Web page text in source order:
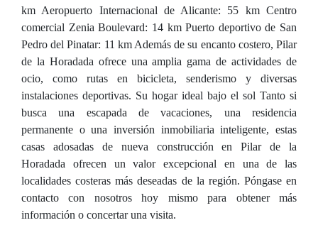
km Aeropuerto Internacional de Alicante: 55 km Centro
comercial Zenia Boulevard: 14 km Puerto deportivo de San
Pedro del Pinatar: 11 km Además de su encanto costero, Pilar
de la Horadada ofrece una amplia gama de actividades de
ocio, como rutas en bicicleta, senderismo y diversas
instalaciones deportivas. Su hogar ideal bajo el sol Tanto si
busca una escapada de vacaciones, una residencia
permanente o una inversión inmobiliaria inteligente, estas
casas adosadas de nueva construcción en Pilar de la
Horadada ofrecen un valor excepcional en una de las
localidades costeras más deseadas de la región. Póngase en
contacto con nosotros hoy mismo para obtener más
información o concertar una visita.